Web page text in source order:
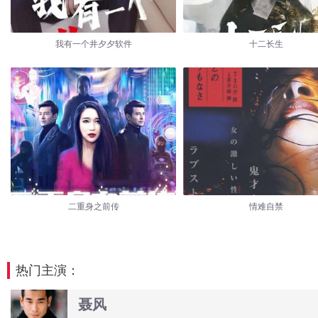
我有一个井夕夕软件 十二长生
二重身之前传 情难自禁
热门主演：
聂风